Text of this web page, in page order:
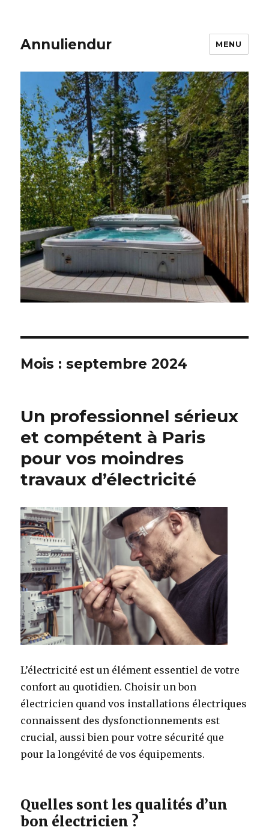
Annuliendur MENU
Mois : septembre 2024
Un professionnel sérieux
et compétent à Paris
pour vos moindres
travaux d’électricité
L’électricité est un élément essentiel de votre
confort au quotidien. Choisir un bon
électricien quand vos installations électriques
connaissent des dysfonctionnements est
crucial, aussi bien pour votre sécurité que
pour la longévité de vos équipements.
Quelles sont les qualités d’un
bon électricien ?